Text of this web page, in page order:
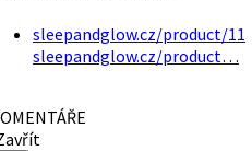
sleepandglow.cz/product/11
sleepandglow.cz/product…